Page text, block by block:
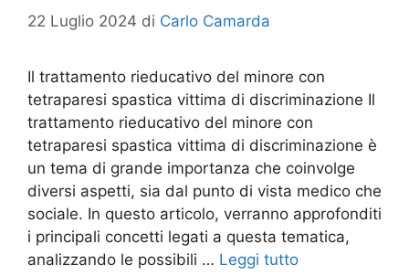
22 Luglio 2024 di Carlo Camarda
Il trattamento rieducativo del minore con
tetraparesi spastica vittima di discriminazione Il
trattamento rieducativo del minore con
tetraparesi spastica vittima di discriminazione è
un tema di grande importanza che coinvolge
diversi aspetti, sia dal punto di vista medico che
sociale. In questo articolo, verranno approfonditi
i principali concetti legati a questa tematica,
analizzando le possibili … Leggi tutto